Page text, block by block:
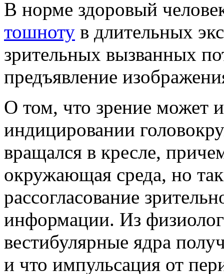
В норме здоровый
тошноту в длительных
зрительных вызванных
предъявление
О том, что зрение может
индицировании
вращался в кресле,
окружающая среда, но
рассогласование
информации. Из
вестибулярные ядра
и что импульсация от